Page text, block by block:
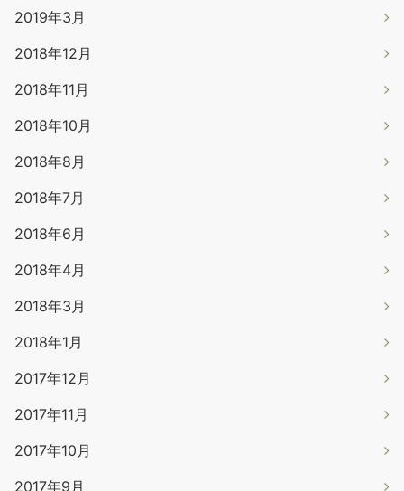
2019年3月
2018年12月
2018年11月
2018年10月
2018年8月
2018年7月
2018年6月
2018年4月
2018年3月
2018年1月
2017年12月
2017年11月
2017年10月
2017年9月